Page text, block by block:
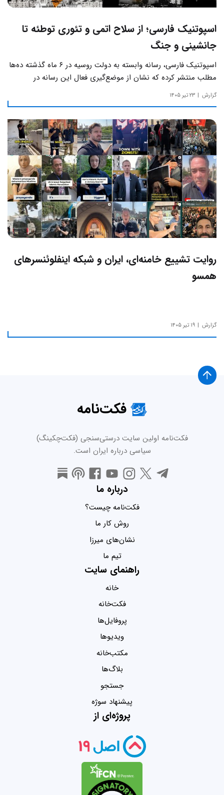
اسپوتنیک فارسی؛ از سلاح اتمی و تئوری توطئه تا
جانشینی و جنگ
اسپوتنیک فارسی، رسانه وابسته به دولت روسیه در ۶ ماه گذشته ده‌ها
مطلب منتشر کرده که نشان از موضع‌گیری فعال این رسانه‌ در
حساس‌ترین مسائل چالش‌های داخلی ایران دارد.
گزارش ۲۳ تیر ۱۴۰۵
روایت تشییع خامنه‌ای، ایران و شبکه اینفلوئنسرهای
همسو
گزارش ۱۹ تیر ۱۴۰۵
فکت‌نامه
فکت‌نامه اولین سایت درستی‌سنجی (فکت‌چکینگ)
سیاسی درباره ایران است.
درباره ما
فکت‌نامه چیست؟
روش کار ما
نشان‌های میرزا
تیم ما
راهنمای سایت
خانه
فکت‌خانه
پروفایل‌ها
ویدیو‌ها
مکتب‌خانه
بلاگ‌ها
جستجو
پیشنهاد سوژه
پروژه‌ای از